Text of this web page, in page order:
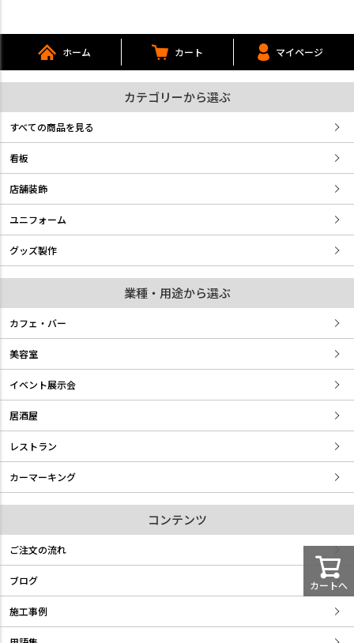
カートへ
ホーム カート マイページ
カテゴリーから選ぶ
すべての商品を見る
看板
店舗装飾
ユニフォーム
グッズ製作
業種・用途から選ぶ
カフェ・バー
美容室
イベント展示会
居酒屋
レストラン
カーマーキング
コンテンツ
ご注文の流れ
ブログ
施工事例